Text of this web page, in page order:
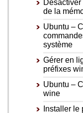
de la
Ubuntu –
système
Gérer en
préfixes
Ubuntu –
wine
Installer